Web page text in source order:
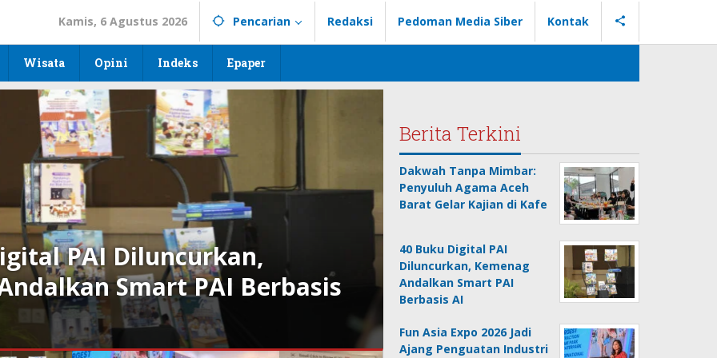
Kamis, 6 Agustus 2026 Pencarian Redaksi Pedoman Media Siber Kontak
Wisata Opini Indeks Epaper
2026 Jadi Ajang Penguatan
Keluarga
Kolaborasi
Kurangi Mismatch Lulusan
Berita Terkini
Dakwah Tanpa Mimbar:
Penyuluh Agama Aceh
Barat Gelar Kajian di Kafe
40 Buku Digital PAI
Diluncurkan, Kemenag
Andalkan Smart PAI
Berbasis AI
Fun Asia Expo 2026 Jadi
Ajang Penguatan Industri